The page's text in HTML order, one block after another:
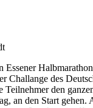
Essener
Challange des
den
an den Start gehen.